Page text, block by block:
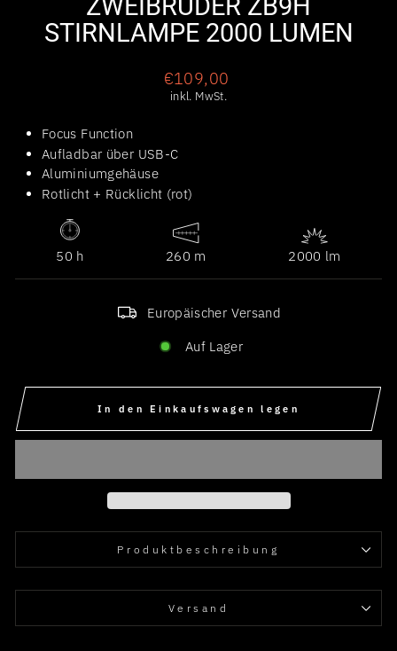
ZWEIBRÜDER ZB9H
STIRNLAMPE 2000 LUMEN
Normaler
Preis
€109,00
inkl. MwSt.
Focus Function
Aufladbar über USB-C
Aluminiumgehäuse
Rotlicht + Rücklicht (rot)
50 h 260 m 2000 lm
Europäischer Versand
Auf Lager
In den Einkaufswagen legen
Produkt­beschreibung
Versand